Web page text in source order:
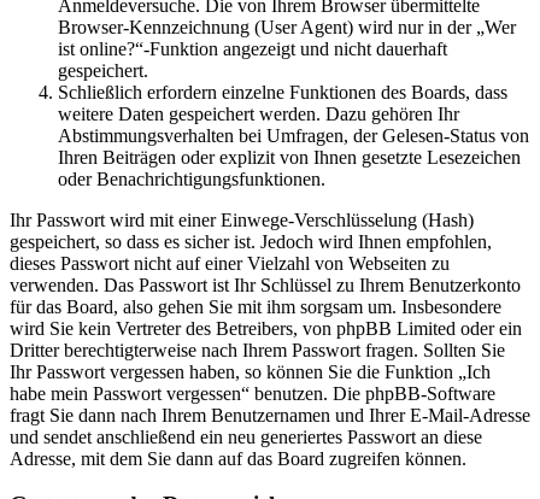
Anmeldeversuche. Die von Ihrem Browser übermittelte
Browser-Kennzeichnung (User Agent) wird nur in der „Wer
ist online?“-Funktion angezeigt und nicht dauerhaft
gespeichert.
Schließlich erfordern einzelne Funktionen des Boards, dass
weitere Daten gespeichert werden. Dazu gehören Ihr
Abstimmungsverhalten bei Umfragen, der Gelesen-Status von
Ihren Beiträgen oder explizit von Ihnen gesetzte Lesezeichen
oder Benachrichtigungsfunktionen.
Ihr Passwort wird mit einer Einwege-Verschlüsselung (Hash)
gespeichert, so dass es sicher ist. Jedoch wird Ihnen empfohlen,
dieses Passwort nicht auf einer Vielzahl von Webseiten zu
verwenden. Das Passwort ist Ihr Schlüssel zu Ihrem Benutzerkonto
für das Board, also gehen Sie mit ihm sorgsam um. Insbesondere
wird Sie kein Vertreter des Betreibers, von phpBB Limited oder ein
Dritter berechtigterweise nach Ihrem Passwort fragen. Sollten Sie
Ihr Passwort vergessen haben, so können Sie die Funktion „Ich
habe mein Passwort vergessen“ benutzen. Die phpBB-Software
fragt Sie dann nach Ihrem Benutzernamen und Ihrer E-Mail-Adresse
und sendet anschließend ein neu generiertes Passwort an diese
Adresse, mit dem Sie dann auf das Board zugreifen können.